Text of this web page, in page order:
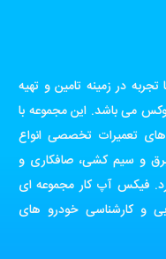
در زمینه تامین و تهیه
می باشد. این مجموعه با
تعمیرات تخصصی انواع
برق و سیم کشی، صافکاری و
فیکس آپ کار مجموعه ای
و کارشناسی خودرو های